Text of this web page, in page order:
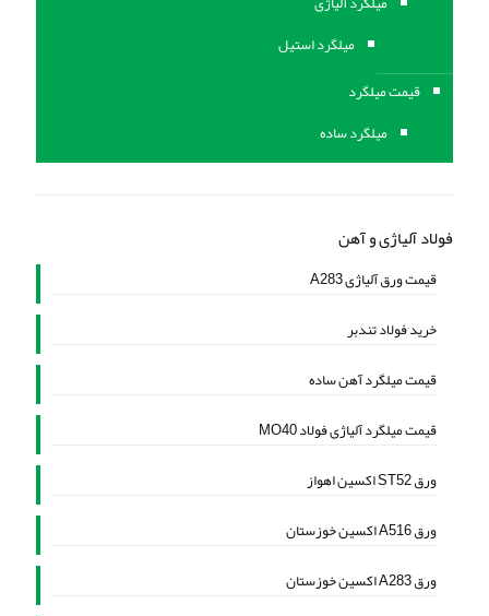
میلگرد استیل
قیمت میلگرد
میلگرد ساده
فولاد آلیاژی و آهن
قیمت ورق آلیاژی A283
خرید فولاد تندبر
قیمت میلگرد آهن ساده
قیمت میلگرد آلیاژی فولاد MO40
ورق ST52 اکسین اهواز
ورق A516 اکسین خوزستان
ورق A283 اکسین خوزستان